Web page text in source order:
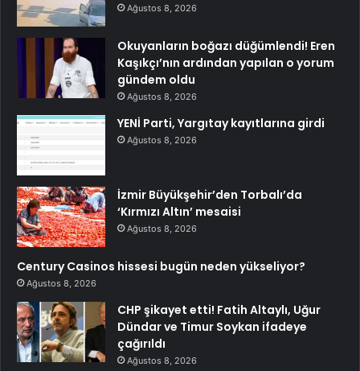
Ağustos 8, 2026
Okuyanların boğazı düğümlendi! Eren
Kaşıkçı’nın ardından yapılan o yorum
gündem oldu
Ağustos 8, 2026
YENİ Parti, Yargıtay kayıtlarına girdi
Ağustos 8, 2026
İzmir Büyükşehir’den Torbalı’da
‘Kırmızı Altın’ mesaisi
Ağustos 8, 2026
Century Casinos hissesi bugün neden yükseliyor?
Ağustos 8, 2026
CHP şikayet etti! Fatih Altaylı, Uğur
Dündar ve Timur Soykan ifadeye
çağırıldı
Ağustos 8, 2026